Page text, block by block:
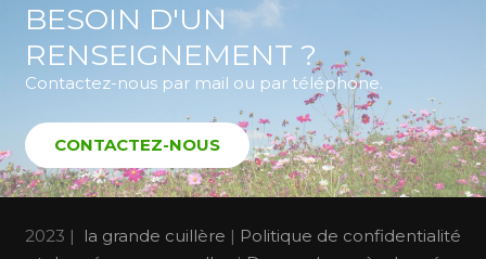
BESOIN D'UN
RENSEIGNEMENT ?
Contactez-nous par mail ou par téléphone.
CONTACTEZ-NOUS
2023 | la grande cuillère | Politique de confidentialité